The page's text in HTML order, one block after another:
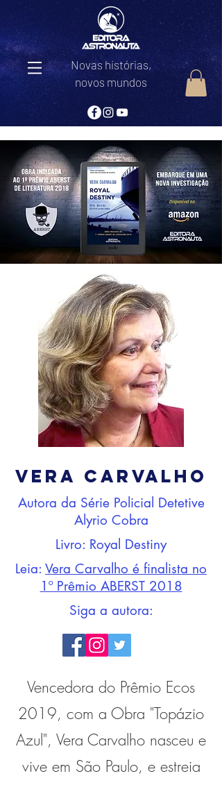
Novas histórias,
novos mundos
Vera Carvalho
Autora da Série Policial Detetive
Alyrio Cobra
Livro: Royal Destiny
Leia: Vera Carvalho é finalista no
1º Prêmio ABERST 2018
Siga a autora:
Vencedora do Prêmio Ecos
2019, com a Obra "Topázio
Azul", Vera Carvalho nasceu e
vive em São Paulo, e estreia